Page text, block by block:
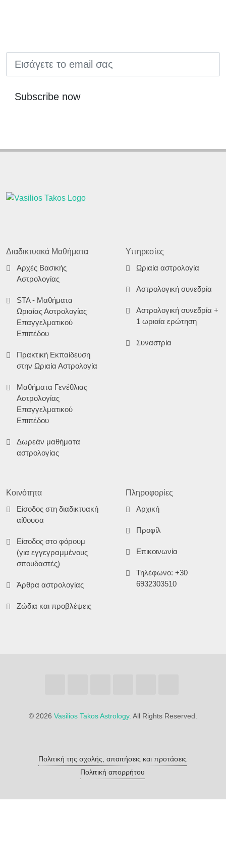
Subscribe now
Διαδικτυακά Μαθήματα
Αρχές Βασικής
Αστρολογίας
STA - Μαθήματα
Ωριαίας Αστρολογίας
Επαγγελματικού
Επιπέδου
Πρακτική Εκπαίδευση
στην Ωριαία Αστρολογία
Μαθήματα Γενέθλιας
Αστρολογίας
Επαγγελματικού
Επιπέδου
Δωρεάν μαθήματα
αστρολογίας
Υπηρεσίες
Ωριαία αστρολογία
Αστρολογική συνεδρία
Αστρολογική συνεδρία +
1 ωριαία ερώτηση
Συναστρία
Κοινότητα
Είσοδος στη διαδικτυακή
αίθουσα
Είσοδος στο φόρουμ
(για εγγεγραμμένους
σπουδαστές)
Άρθρα αστρολογίας
Ζώδια και προβλέψεις
Πληροφορίες
Αρχική
Προφίλ
Επικοινωνία
Τηλέφωνο: +30
6932303510
© 2026 Vasilios Takos Astrology. All Rights Reserved.
Πολιτική της σχολής, απαιτήσεις και προτάσεις
Πολιτική απορρήτου